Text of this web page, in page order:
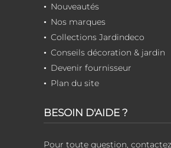
Nouveautés
Nos marques
Collections Jardindeco
Conseils décoration & jardin
Devenir fournisseur
Plan du site
BESOIN D'AIDE ?
Pour toute question,